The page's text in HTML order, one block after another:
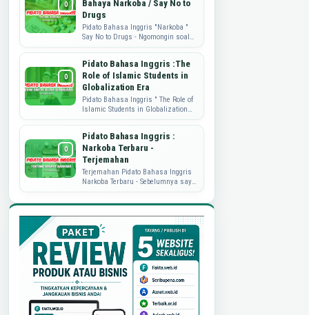
Bahaya Narkoba / Say No to
Drugs
Pidato Bahasa Inggris "Narkoba "
Say No to Drugs - Ngomongin soal
Narkoba nih, memang sungguh
memprihatinkan. Nah, sebagai
wujud ...
Pidato Bahasa Inggris :The
Role of Islamic Students in
Globalization Era
Pidato Bahasa Inggris " The Role of
Islamic Students in Globalization
Era" Pidato Bahasa Inggris kali ini
akan berbagi soal peran...
Pidato Bahasa Inggris :
Narkoba Terbaru -
Terjemahan
Terjemahan Pidato Bahasa Inggris
Narkoba Terbaru - Sebelumnya saya
sudah pernah publish perihal Pidato
Bahasa Inggris tentang Narkoba.